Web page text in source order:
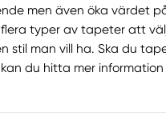
men även öka värdet
typer av tapeter att
stil man vill ha. Ska du
du hitta mer information